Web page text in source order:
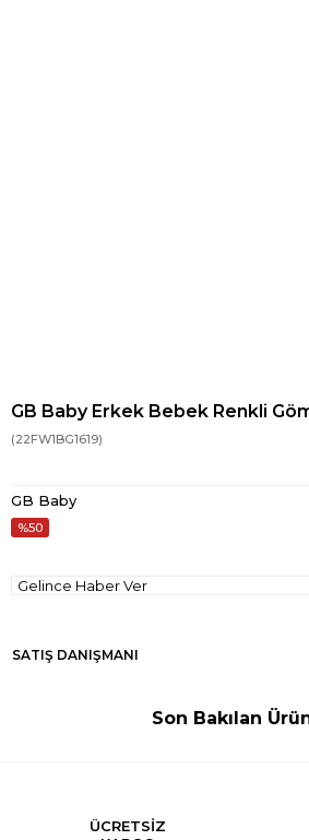
GB Baby Erkek Bebek Renkli
(22FW1BG1619)
GB Baby
50
Gelince Haber Ver
SATIŞ DANIŞMANI
Son Bakılan
ÜCRETSİZ